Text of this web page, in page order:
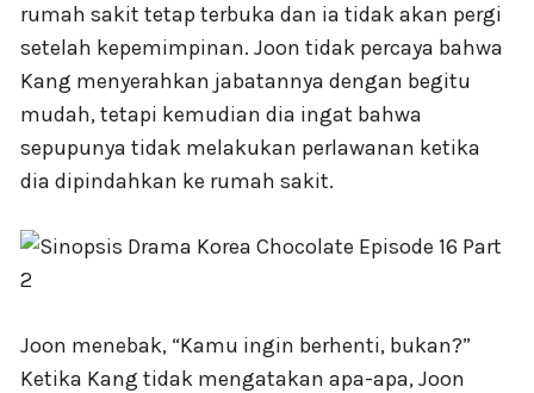
rumah sakit tetap terbuka dan ia tidak akan pergi
setelah kepemimpinan. Joon tidak percaya bahwa
Kang menyerahkan jabatannya dengan begitu
mudah, tetapi kemudian dia ingat bahwa
sepupunya tidak melakukan perlawanan ketika
dia dipindahkan ke rumah sakit.
Joon menebak, “Kamu ingin berhenti, bukan?”
Ketika Kang tidak mengatakan apa-apa, Joon